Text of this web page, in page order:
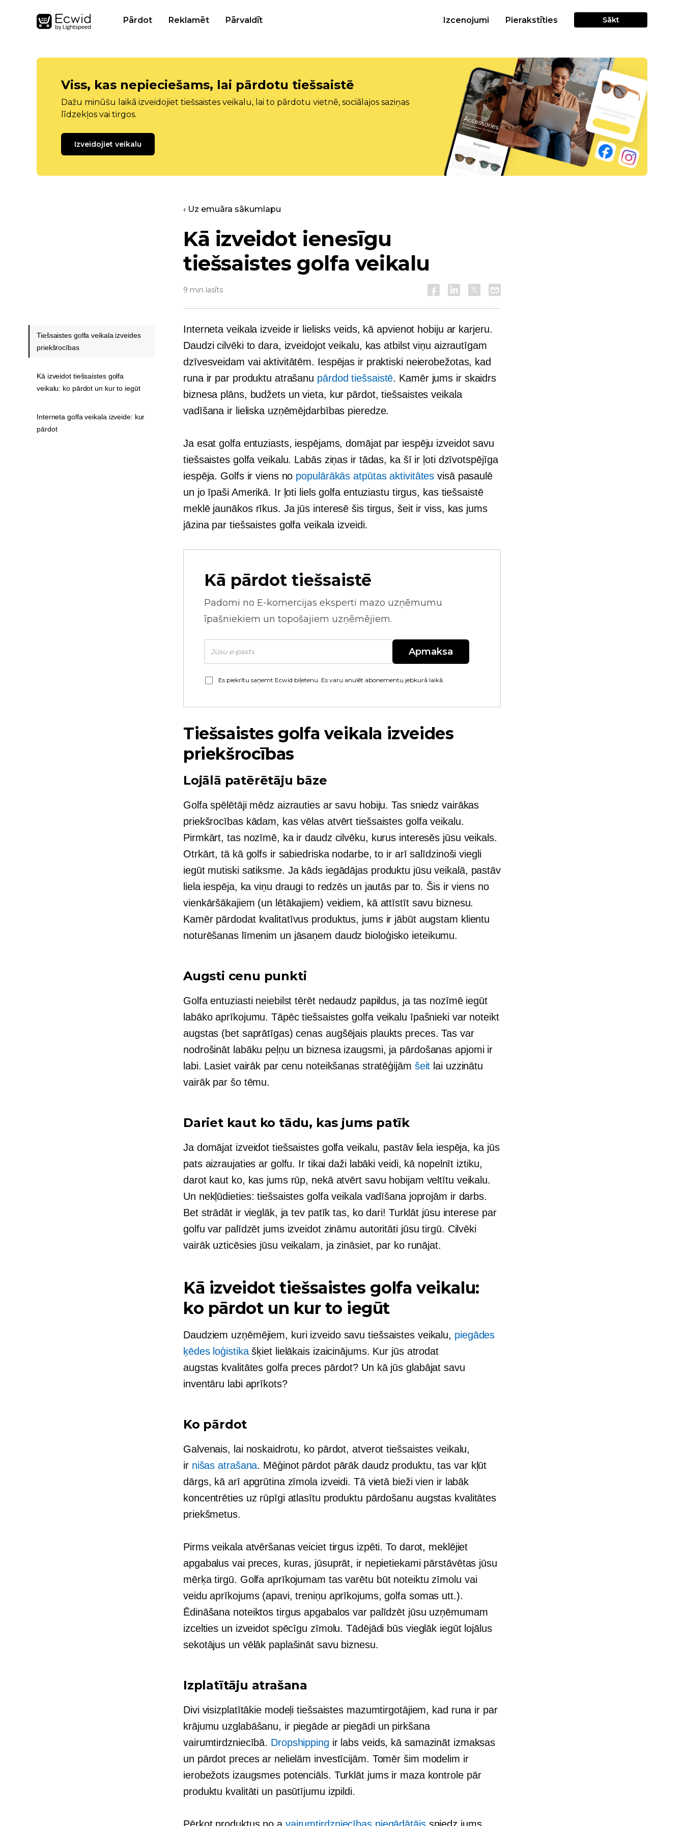
Pārdot Reklamēt Pārvaldīt Izcenojumi Pierakstīties Sākt
Viss, kas nepieciešams, lai pārdotu tiešsaistē
Dažu minūšu laikā izveidojiet tiešsaistes veikalu, lai to pārdotu vietnē, sociālajos saziņas
līdzekļos vai tirgos.
Izveidojiet veikalu
‹ Uz emuāra sākumlapu
Kā izveidot ienesīgu
tiešsaistes golfa veikalu
9 min lasīts
Interneta veikala izveide ir lielisks veids, kā apvienot hobiju ar karjeru.
Daudzi cilvēki to dara, izveidojot veikalu, kas atbilst viņu aizrautīgam
dzīvesveidam vai aktivitātēm. Iespējas ir praktiski neierobežotas, kad
runa ir par produktu atrašanu pārdod tiešsaistē. Kamēr jums ir skaidrs
biznesa plāns, budžets un vieta, kur pārdot, tiešsaistes veikala
vadīšana ir lieliska uzņēmējdarbības pieredze.
Ja esat golfa entuziasts, iespējams, domājat par iespēju izveidot savu
tiešsaistes golfa veikalu. Labās ziņas ir tādas, ka šī ir ļoti dzīvotspējīga
iespēja. Golfs ir viens no populārākās atpūtas aktivitātes visā pasaulē
un jo īpaši Amerikā. Ir ļoti liels golfa entuziastu tirgus, kas tiešsaistē
meklē jaunākos rīkus. Ja jūs interesē šis tirgus, šeit ir viss, kas jums
jāzina par tiešsaistes golfa veikala izveidi.
Kā pārdot tiešsaistē
Padomi no E-komercijas eksperti mazo uzņēmumu
īpašniekiem un topošajiem uzņēmējiem.
Apmaksa
Es piekrītu saņemt Ecwid biļetenu. Es varu anulēt abonementu jebkurā laikā.
Tiešsaistes golfa veikala izveides
priekšrocības
Lojālā patērētāju bāze
Golfa spēlētāji mēdz aizrauties ar savu hobiju. Tas sniedz vairākas
priekšrocības kādam, kas vēlas atvērt tiešsaistes golfa veikalu.
Pirmkārt, tas nozīmē, ka ir daudz cilvēku, kurus interesēs jūsu veikals.
Otrkārt, tā kā golfs ir sabiedriska nodarbe, to ir arī salīdzinoši viegli
iegūt mutiskisatiksme. Ja kāds iegādājas produktu jūsu veikalā, pastāv
liela iespēja, ka viņu draugi to redzēs un jautās par to. Šis ir viens no
vienkāršākajiem (un lētākajiem) veidiem, kā attīstīt savu biznesu.
Kamēr pārdodat kvalitatīvus produktus, jums ir jābūt augstam klientu
noturēšanas līmenim un jāsaņem daudz bioloģisko ieteikumu.
Augsti cenu punkti
Golfa entuziasti neiebilst tērēt nedaudz papildus, ja tas nozīmē iegūt
labāko aprīkojumu. Tāpēc tiešsaistes golfa veikalu īpašnieki var noteikt
augstas (bet saprātīgas) cenas augšējais plaukts preces. Tas var
nodrošināt labāku peļņu un biznesa izaugsmi, ja pārdošanas apjomi ir
labi. Lasiet vairāk par cenu noteikšanas stratēģijām šeit lai uzzinātu
vairāk par šo tēmu.
Dariet kaut ko tādu, kas jums patīk
Ja domājat izveidot tiešsaistes golfa veikalu, pastāv liela iespēja, ka jūs
pats aizraujaties ar golfu. Ir tikai daži labāki veidi, kā nopelnīt iztiku,
darot kaut ko, kas jums rūp, nekā atvērt savu hobijam veltītu veikalu.
Un nekļūdieties: tiešsaistes golfa veikala vadīšana joprojām ir darbs.
Bet strādāt ir vieglāk, ja tev patīk tas, ko dari! Turklāt jūsu interese par
golfu var palīdzēt jums izveidot zināmu autoritāti jūsu tirgū. Cilvēki
vairāk uzticēsies jūsu veikalam, ja zināsiet, par ko runājat.
Kā izveidot tiešsaistes golfa veikalu:
ko pārdot un kur to iegūt
Daudziem uzņēmējiem, kuri izveido savu tiešsaistes veikalu, piegādes
ķēdes loģistikašķiet lielākais izaicinājums. Kur jūs atrodat
augstas kvalitātes golfa preces pārdot? Un kā jūs glabājat savu
inventāru labi aprīkots?
Ko pārdot
Galvenais, lai noskaidrotu, ko pārdot, atverot tiešsaistes veikalu,
ir nišas atrašana. Mēģinot pārdot pārāk daudz produktu, tas var kļūt
dārgs, kā arī apgrūtina zīmola izveidi. Tā vietā bieži vien ir labāk
koncentrēties uz rūpīgi atlasītu produktu pārdošanu augstas kvalitātes
priekšmetus.
Pirms veikala atvēršanas veiciet tirgus izpēti. To darot, meklējiet
apgabalus vai preces, kuras, jūsuprāt, ir nepietiekami pārstāvētas jūsu
mērķa tirgū. Golfa aprīkojumam tas varētu būt noteiktu zīmolu vai
veidu aprīkojums (apavi, treniņu aprīkojums, golfa somas utt.).
Ēdināšana noteiktos tirgus apgabalos var palīdzēt jūsu uzņēmumam
izcelties un izveidot spēcīgu zīmolu. Tādējādi būs vieglāk iegūt lojālus
sekotājus un vēlāk paplašināt savu biznesu.
Izplatītāju atrašana
Divi visizplatītākie modeļi tiešsaistes mazumtirgotājiem, kad runa ir par
krājumu uzglabāšanu, ir piegāde ar piegādi un pirkšana
vairumtirdzniecībā. Dropshipping ir labs veids, kā samazināt izmaksas
un pārdot preces ar nelielām investīcijām. Tomēr šim modelim ir
ierobežots izaugsmes potenciāls. Turklāt jums ir maza kontrole pār
produktu kvalitāti un pasūtījumu izpildi.
Tiešsaistes golfa veikala izveides
priekšrocības
Kā izveidot tiešsaistes golfa
veikalu: ko pārdot un kur to iegūt
Interneta golfa veikala izveide: kur
pārdot